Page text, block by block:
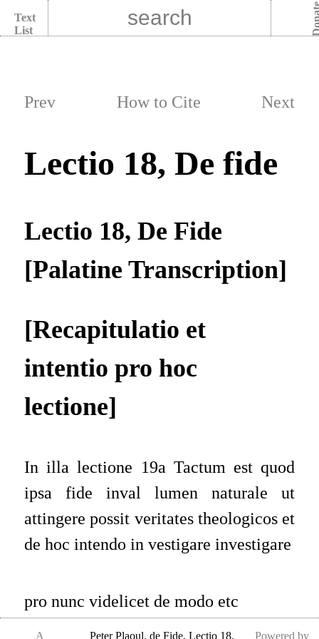
Text
List
Prev How to Cite Next
Lectio 18, De fide
Lectio 18, De Fide
[Palatine Transcription]
[Recapitulatio et
intentio pro hoc
lectione]
In illa lectione 19a Tactum est quod
ipsa fide inval lumen naturale ut
attingere possit veritates theologicos et
de hoc intendo in vestigare investigare
pro nunc videlicetde modo etc
A Peter Plaoul, de Fide, Lectio 18, Powered by